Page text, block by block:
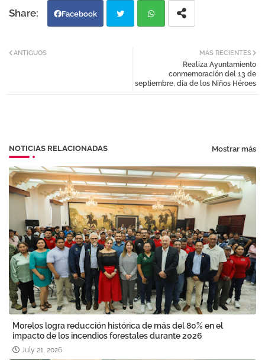
Facebook
MÁS RECIENTES
Realiza Ayuntamiento
conmemoración del 13 de
septiembre, día de los Niños Héroes
ANTIGUOS
NOTICIAS RELACIONADAS Mostrar más
Morelos logra reducción histórica de más del 80% en el
impacto de los incendios forestales durante 2026
July 21, 2026